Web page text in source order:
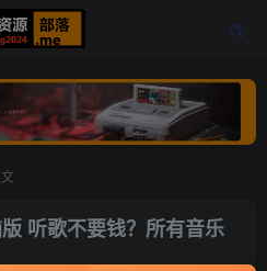
听歌不要钱？所有音乐